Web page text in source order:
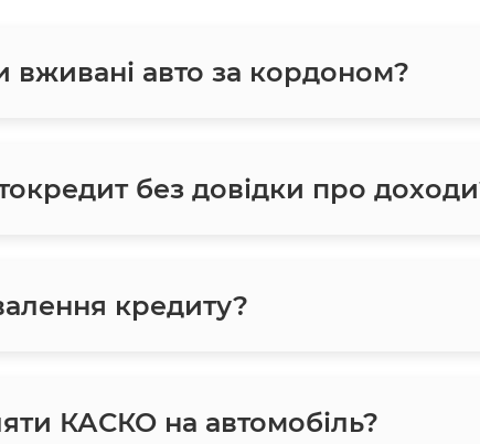
вживані авто за кордоном?
без довідки про
кредиту?
КАСКО на автомобіль?